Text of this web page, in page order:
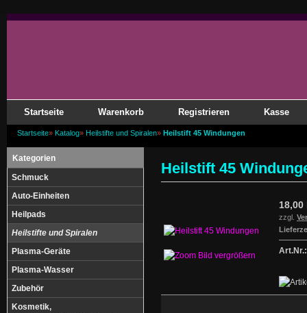
Startseite Warenkorb Registrieren Kasse
Startseite» Katalog» Heilstifte und Spiralen» Heilstift 45 Windungen
Kategorien
Schmuck
Auto-Einheiten
Heilpads
Heilstifte und Spiralen
Plasma-Geräte
Plasma-Wasser
Zubehör
Kosmetik,
Heilstift 45
Bild vergrößern
18,00
zzgl.
Art.Nr.: